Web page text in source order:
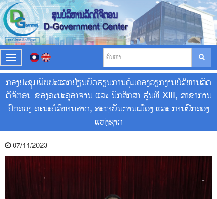
T
o
g
g
l
e
n
v
g
a
ກອງປະຊຸມພົບປະແລກປ່ຽນບົດຮຽນການຄຸ້ມຄອງວຽກງານບໍລິຫານລັດ
ດິຈິຕອນ ຂອງຄະນະຄູອາຈານ ແລະ ນັກສຶກສາ ຮຸ່ນທີ XIII, ສາຂາການ
ປົກຄອງ ຄະນະບໍລິຫານສາດ, ສະຖາບັນການເມືອງ ແລະ ການປົກຄອງ
ແຫ່ງຊາດ
07/11/2023